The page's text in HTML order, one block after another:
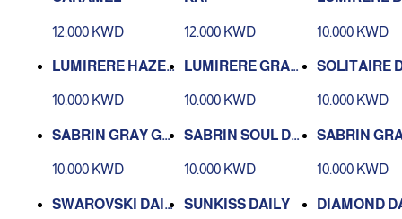
12.000 KWD 12.000 KWD 10.000 KWD
LUMIRERE HAZEL
10.000 KWD
LUMIRERE GRAY
10.000 KWD
SOLITAIRE
10.000 KWD
SABRIN GRAY GR
10.000 KWD
SABRIN SOUL DAI
10.000 KWD
SABRIN
10.000 KWD
SWAROVSKI DAIL
SUNKISS DAILY DIAMOND